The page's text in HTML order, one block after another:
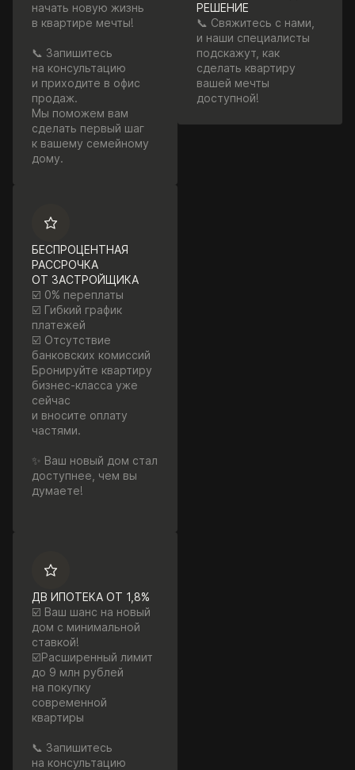
начать новую жизнь
в квартире мечты!
📞 Запишитесь
на консультацию
и приходите в офис
продаж.
Мы поможем вам
сделать первый шаг
к вашему семейному
дому.
БЕСПРОЦЕНТНАЯ
РАССРОЧКА
ОТ ЗАСТРОЙЩИКА
☑️ 0% переплаты
☑️ Гибкий график
платежей
☑️ Отсутствие
банковских комиссий
Бронируйте квартиру
бизнес-класса уже
сейчас
и вносите оплату
частями.
✨ Ваш новый дом стал
доступнее, чем вы
думаете!
ДВ ИПОТЕКА ОТ 1,8%
☑️ Ваш шанс на новый
дом с минимальной
ставкой!
☑️Расширенный лимит
до 9 млн рублей
на покупку
современной
квартиры
📞 Запишитесь
на консультацию
РЕШЕНИЕ
📞 Свяжитесь с нами,
и наши специалисты
подскажут, как
сделать квартиру
вашей мечты
доступной!